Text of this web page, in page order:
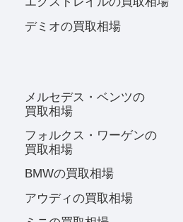
デミオの買取相場
メルセデス・ベンツの
買取相場
フォルクス・ワーゲンの
買取相場
BMWの買取相場
アウディの買取相場